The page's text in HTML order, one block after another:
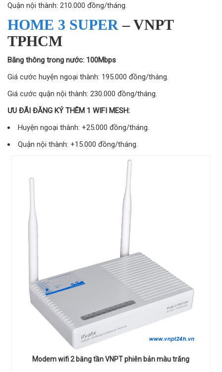
Quận nội thành: 210.000 đồng/tháng.
HOME 3 SUPER – VNPT
TPHCM
Băng thông trong nước: 100Mbps
Giá cước huyện ngoại thành: 195.000 đồng/tháng.
Giá cước quận nội thành: 230.000 đồng/tháng.
ƯU ĐÃI ĐĂNG KÝ THÊM 1 WIFI MESH:
Huyện ngoại thành: +25.000 đồng/tháng.
Quận nội thành: +15.000 đồng/tháng.
Modem wifi 2 băng tần VNPT phiên bản màu trắng